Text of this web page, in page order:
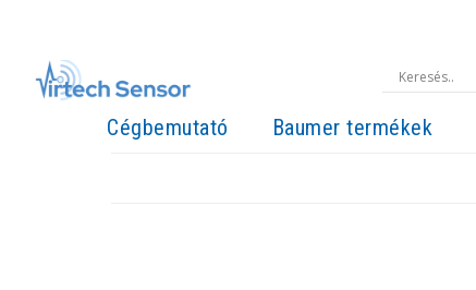
Cégbemutató Baumer termékek